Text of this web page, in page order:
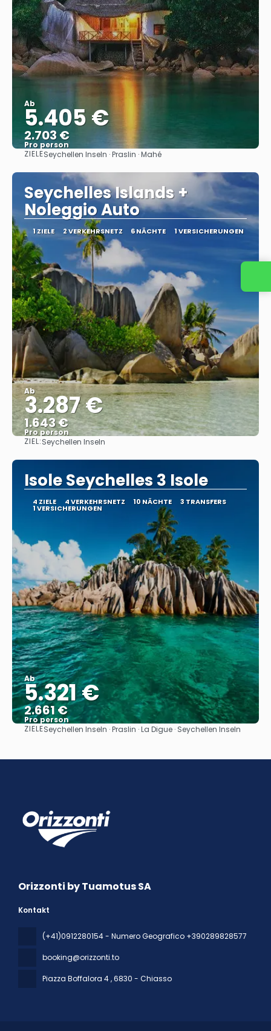
Ab
5.405 €
2.703 €
Pro person
Sehen
ZIELESeychellen Inseln · Praslin · Mahé
Seychelles Islands +
Noleggio Auto
1 ZIELE 2 VERKEHRSNETZ 6 NÄCHTE 1 VERSICHERUNGEN
Ab
3.287 €
1.643 €
Pro person
ZIEL:Seychellen Inseln
Isole Seychelles 3 Isole
4 ZIELE 4 VERKEHRSNETZ 10 NÄCHTE 3 TRANSFERS
1 VERSICHERUNGEN
Ab
5.321 €
2.661 €
Pro person
Sehen
ZIELESeychellen Inseln · Praslin · La Digue · Seychellen Inseln
Orizzonti by Tuamotus SA
Kontakt
(+41)0912280154 - Numero Geografico +390289828577
booking@orizzonti.to
Piazza Boffalora 4, 6830 - Chiasso